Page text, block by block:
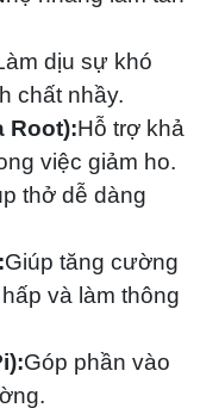
dịu sự khó
chất nhầy.
Root):Hỗ trợ khả
việc giảm ho.
thở dễ dàng
Giúp tăng cường
và làm thông
Góp phần vào